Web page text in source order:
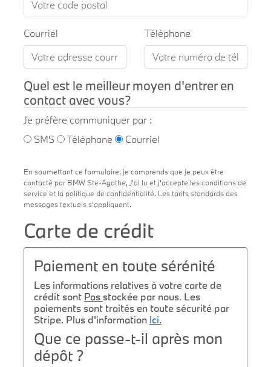
Courriel Téléphone
Quel est le meilleur moyen d'entrer en
contact avec vous?
Je préfère communiquer par :
SMS
Téléphone Courriel
En soumettant ce formulaire, je comprends que je peux être
contacté par BMW Ste-Agathe, J'ai lu et j'accepte les conditions de
service et la politique de confidentialité. Les tarifs standards des
messages textuels s'appliquent.
Carte de crédit
Paiement en toute sérénité
Les informations relatives à votre carte de
crédit sont Pas stockée par nous. Les
paiements sont traités en toute sécurité par
Stripe. Plus d'information Ici.
Que ce passe-t-il après mon
dépôt ?